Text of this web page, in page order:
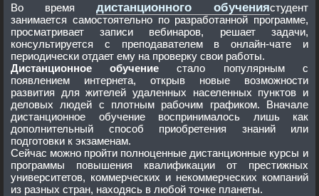
Во время дистанционного обучениястудент
занимается самостоятельно по разработанной программе,
просматривает записи вебинаров, решает задачи,
консультируется с преподавателем в онлайн-чате и
периодически отдает ему на проверку свои работы.
Дистанционное обучение стало популярным с
появлением интернета, открыв новые возможности
развития для жителей удаленных населенных пунктов и
деловых людей с плотным рабочим графиком. Вначале
дистанционное обучение воспринималось лишь как
дополнительный способ приобретения знаний или
подготовки к экзаменам.
Сейчас можно пройти полноценные дистанционные курсы и
программы повышения квалификации от престижных
университетов, коммерческих и некоммерческих компаний
из разных стран, находясь в любой точке планеты.